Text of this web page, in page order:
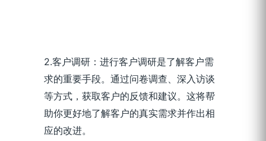
2.客户调研：进行客户调研是了解客户需
求的重要手段。通过问卷调查、深入访谈
等方式，获取客户的反馈和建议。这将帮
助你更好地了解客户的真实需求并作出相
应的改进。